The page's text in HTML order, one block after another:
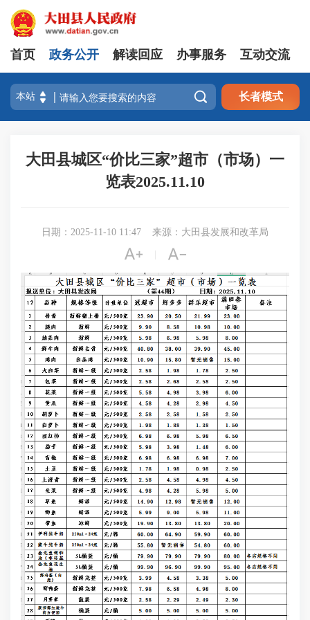
首页 政务公开 解读回应 办事服务 互动交流
 长者模式
大田县城区“价比三家”超市（市场）一
览表2025.11.10
日期：2025-11-10 11:47 来源：大田县发展和改革局
 